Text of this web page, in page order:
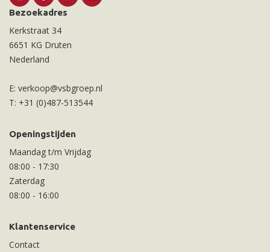
Bezoekadres
Kerkstraat 34
6651 KG Druten
Nederland
E: verkoop@vsbgroep.nl
T: +31 (0)487-513544
Openingstijden
Maandag t/m Vrijdag
08:00 - 17:30
Zaterdag
08:00 - 16:00
Klantenservice
Contact